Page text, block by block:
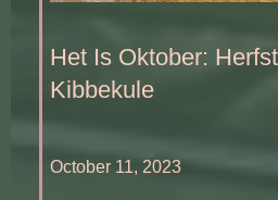
Het Is Oktober:
Kibbekule
October 11, 2023